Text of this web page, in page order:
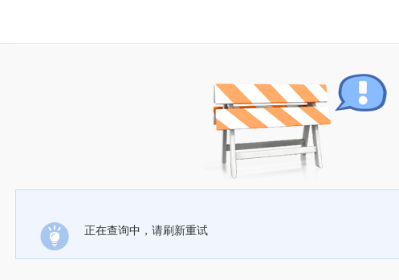
正在查询中，请刷新重试